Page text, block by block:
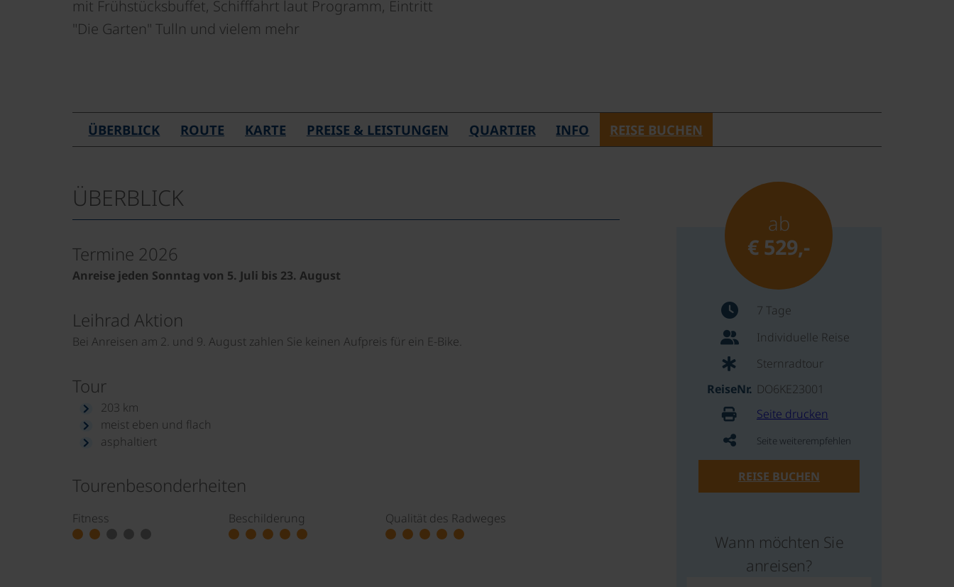
mit Frühstücksbuffet, Schifffahrt laut Programm, Eintritt
"Die Garten" Tulln und vielem mehr
ÜBERBLICK ROUTE KARTE PREISE & LEISTUNGEN QUARTIER INFO REISE BUCHEN
ÜBERBLICK
Termine 2026
Anreise jeden Sonntag von 5. Juli bis 23. August
Leihrad Aktion
Bei Anreisen am 2. und 9. August zahlen Sie keinen Aufpreis für ein E-Bike.
Tour
203 km
meist eben und flach
asphaltiert
Tourenbesonderheiten
Fitness Beschilderung Qualität des Radweges
ab
€ 529,-
7 Tage
Individuelle Reise
Sternradtour
ReiseNr. DO6KE23001
Seite drucken
Seite weiterempfehlen
REISE BUCHEN
Wann möchten Sie
anreisen?